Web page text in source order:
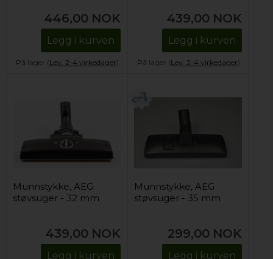
446,00 NOK
Legg i kurven
På lager (Lev. 2-4 virkedager).
439,00 NOK
Legg i kurven
På lager (Lev. 2-4 virkedager).
Munnstykke, AEG
støvsuger - 32 mm
439,00 NOK
Legg i kurven
Munnstykke, AEG
støvsuger - 35 mm
299,00 NOK
Legg i kurven